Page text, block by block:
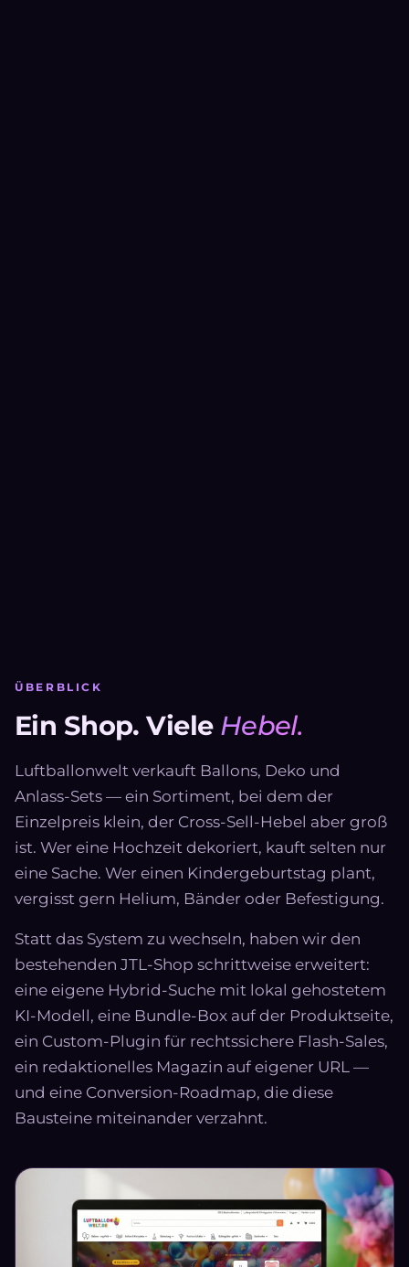
ÜBERBLICK
Ein Shop. Viele Hebel.
Luftballonwelt verkauft Ballons, Deko und
Anlass-Sets — ein Sortiment, bei dem der
Einzelpreis klein, der Cross-Sell-Hebel aber groß
ist. Wer eine Hochzeit dekoriert, kauft selten nur
eine Sache. Wer einen Kindergeburtstag plant,
vergisst gern Helium, Bänder oder Befestigung.
Statt das System zu wechseln, haben wir den
bestehenden JTL-Shop schrittweise erweitert:
eine eigene Hybrid-Suche mit lokal gehostetem
KI-Modell, eine Bundle-Box auf der Produktseite,
ein Custom-Plugin für rechtssichere Flash-Sales,
ein redaktionelles Magazin auf eigener URL —
und eine Conversion-Roadmap, die diese
Bausteine miteinander verzahnt.